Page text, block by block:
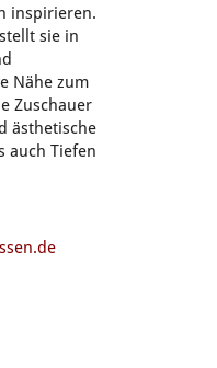
inspirieren.
sie in
Nähe zum
Zuschauer
ästhetische
auch Tiefen